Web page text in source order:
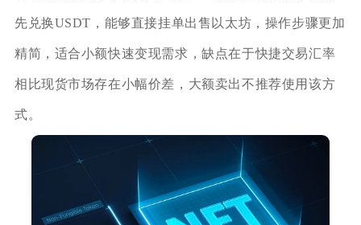
先兑换USDT，能够直接挂单出售以太坊，操作步骤更加
精简，适合小额快速变现需求，缺点在于快捷交易汇率
相比现货市场存在小幅价差，大额卖出不推荐使用该方
式。